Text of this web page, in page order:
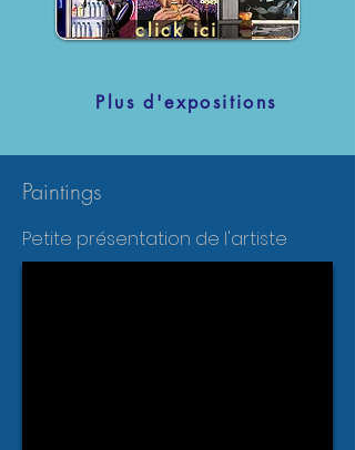
click ici
Plus d'expositions
Paintings
Petite présentation de l'artiste